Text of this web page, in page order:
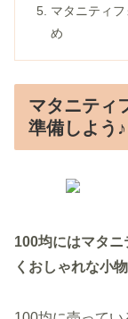
マタニティ
め
マタニティ
準備しよう♪
100均にはマタ
くおしゃれな小